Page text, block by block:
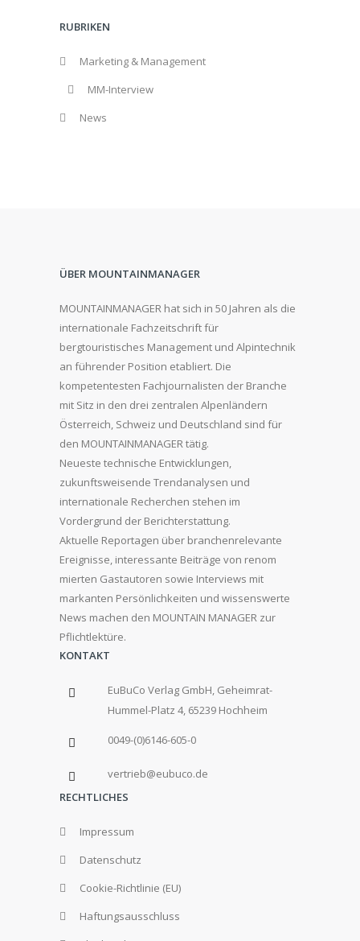
RUBRIKEN
Marketing & Management
MM-Interview
News
ÜBER MOUNTAINMANAGER
MOUNTAINMANAGER hat sich in 50 Jahren als die
internationale Fachzeitschrift für
bergtouristisches Management und Alpintechnik
an führender Position etabliert. Die
kompetentesten Fachjournalisten der Branche
mit Sitz in den drei zentralen Alpenländern
Österreich, Schweiz und Deutschland sind für
den MOUNTAINMANAGER tätig.
Neueste technische Entwicklungen,
zukunftsweisende Trendanalysen und
internationale Recherchen stehen im
Vordergrund der Berichterstattung.
Aktuelle Reportagen über branchenrelevante
Ereignisse, interessante Beiträge von renom
mierten Gastautoren sowie Interviews mit
markanten Persönlichkeiten und wissenswerte
News machen den MOUNTAIN MANAGER zur
Pflichtlektüre.
KONTAKT
EuBuCo Verlag GmbH, Geheimrat-
Hummel-Platz 4, 65239 Hochheim
0049-(0)6146-605-0
vertrieb@eubuco.de
RECHTLICHES
Impressum
Datenschutz
Cookie-Richtlinie (EU)
Haftungsausschluss